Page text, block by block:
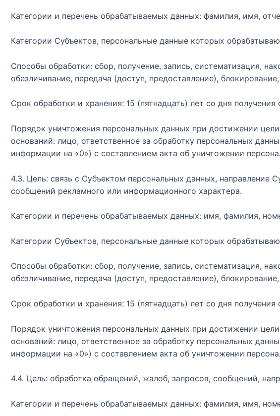
Категории и перечень обрабатываемых данных: фамилия, имя,
Категории Субъектов, персональные данные которых
Способы обработки: сбор, получение, запись, систематизация,
обезличивание, передача (доступ, предоставление),
Срок обработки и хранения: 15 (пятнадцать) лет со дня получения
Порядок уничтожения персональных данных при достижении
оснований: лицо, ответственное за обработку персональных
информации на «0») с составлением акта об уничтожении
4.3. Цель: связь с Субъектом персональных данных, направление
сообщений рекламного или информационного характера.
Категории и перечень обрабатываемых данных: имя, фамилия,
Категории Субъектов, персональные данные которых
Способы обработки: сбор, получение, запись, систематизация,
обезличивание, передача (доступ, предоставление),
Срок обработки и хранения: 15 (пятнадцать) лет со дня получения
Порядок уничтожения персональных данных при достижении
оснований: лицо, ответственное за обработку персональных
информации на «0») с составлением акта об уничтожении
4.4. Цель: обработка обращений, жалоб, запросов, сообщений,
Категории и перечень обрабатываемых данных: фамилия, имя,